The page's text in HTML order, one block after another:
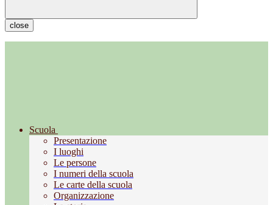
close
Scuola
Presentazione
I luoghi
Le persone
I numeri della scuola
Le carte della scuola
Organizzazione